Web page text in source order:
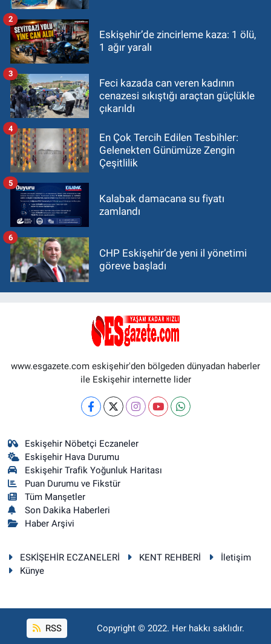
Eskişehir’de zincirleme kaza: 1 ölü,
1 ağır yaralı
2
Feci kazada can veren kadının
cenazesi sıkıştığı araçtan güçlükle
çıkarıldı
3
En Çok Tercih Edilen Tesbihler:
Gelenekten Günümüze Zengin
Çeşitlilik
4
Kalabak damacana su fiyatı
zamlandı
5
CHP Eskişehir’de yeni il yönetimi
göreve başladı
6
www.esgazete.com eskişehir'den bölgeden dünyadan haberler
ile Eskişehir internette lider
Eskişehir Nöbetçi Eczaneler
Eskişehir Hava Durumu
Eskişehir Trafik Yoğunluk Haritası
Puan Durumu ve Fikstür
Tüm Manşetler
Son Dakika Haberleri
Haber Arşivi
ESKİŞEHİR ECZANELERİ KENT REHBERİ
İletişim
Künye
RSS Copyright © 2022. Her hakkı saklıdır.